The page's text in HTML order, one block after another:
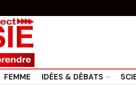
FEMME IDÉES & DÉBATS